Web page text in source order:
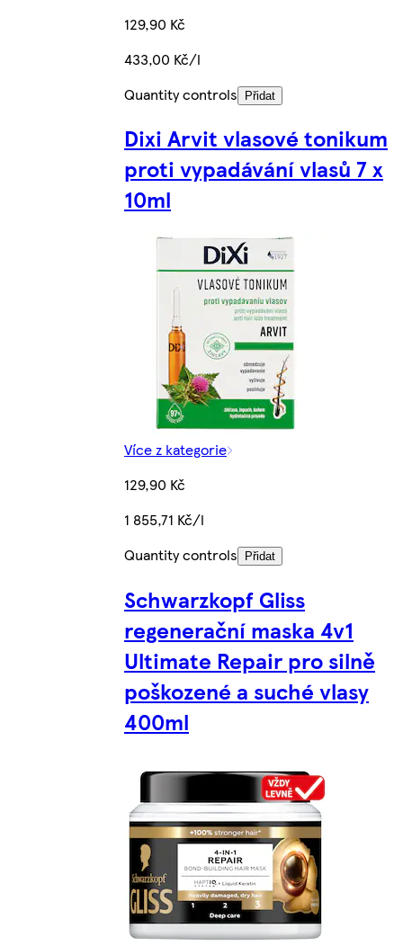
129,90 Kč
433,00 Kč/l
Quantity controls
Přidat
Dixi Arvit vlasové tonikum
proti vypadávání vlasů 7 x
10ml
Více z kategorie
129,90 Kč
1 855,71 Kč/l
Quantity controls
Přidat
Schwarzkopf Gliss
regenerační maska 4v1
Ultimate Repair pro silně
poškozené a suché vlasy
400ml